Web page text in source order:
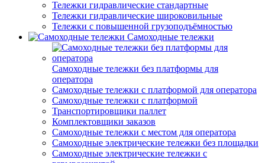
Тележки гидравлические стандартные
Тележки гидравлические широковильные
Тележки с повышенной грузоподъёмностью
Самоходные тележки
Самоходные тележки без платформы для
оператора
Самоходные тележки с платформой для оператора
Самоходные тележки с платформой
Транспортировщики паллет
Комплектовщики заказов
Самоходные тележки с местом для оператора
Самоходные электрические тележки без площадки
Самоходные электрические тележки с